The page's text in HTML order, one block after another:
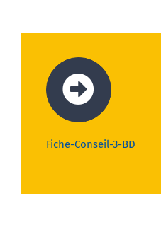
Fiche-Conseil-3-BD